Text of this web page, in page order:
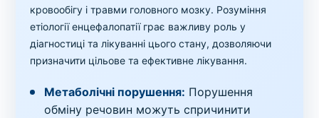
кровообігу і травми головного мозку. Розуміння
етіології енцефалопатії грає важливу роль у
діагностиці та лікуванні цього стану, дозволяючи
призначити цільове та ефективне лікування.
Метаболічні порушення: Порушення
обміну речовин можуть спричинити